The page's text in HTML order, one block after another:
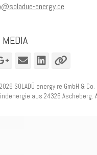
energy.de
MEDIA
Googleplus
E-
LinkedIn
SOLADÜ energy re GmbH &
aus 24326 Ascheberg.